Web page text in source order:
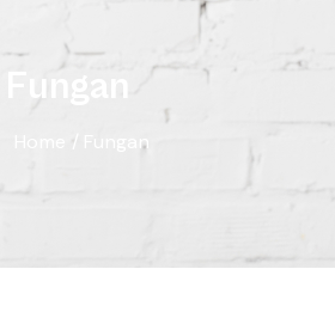
u n
/ Fungan